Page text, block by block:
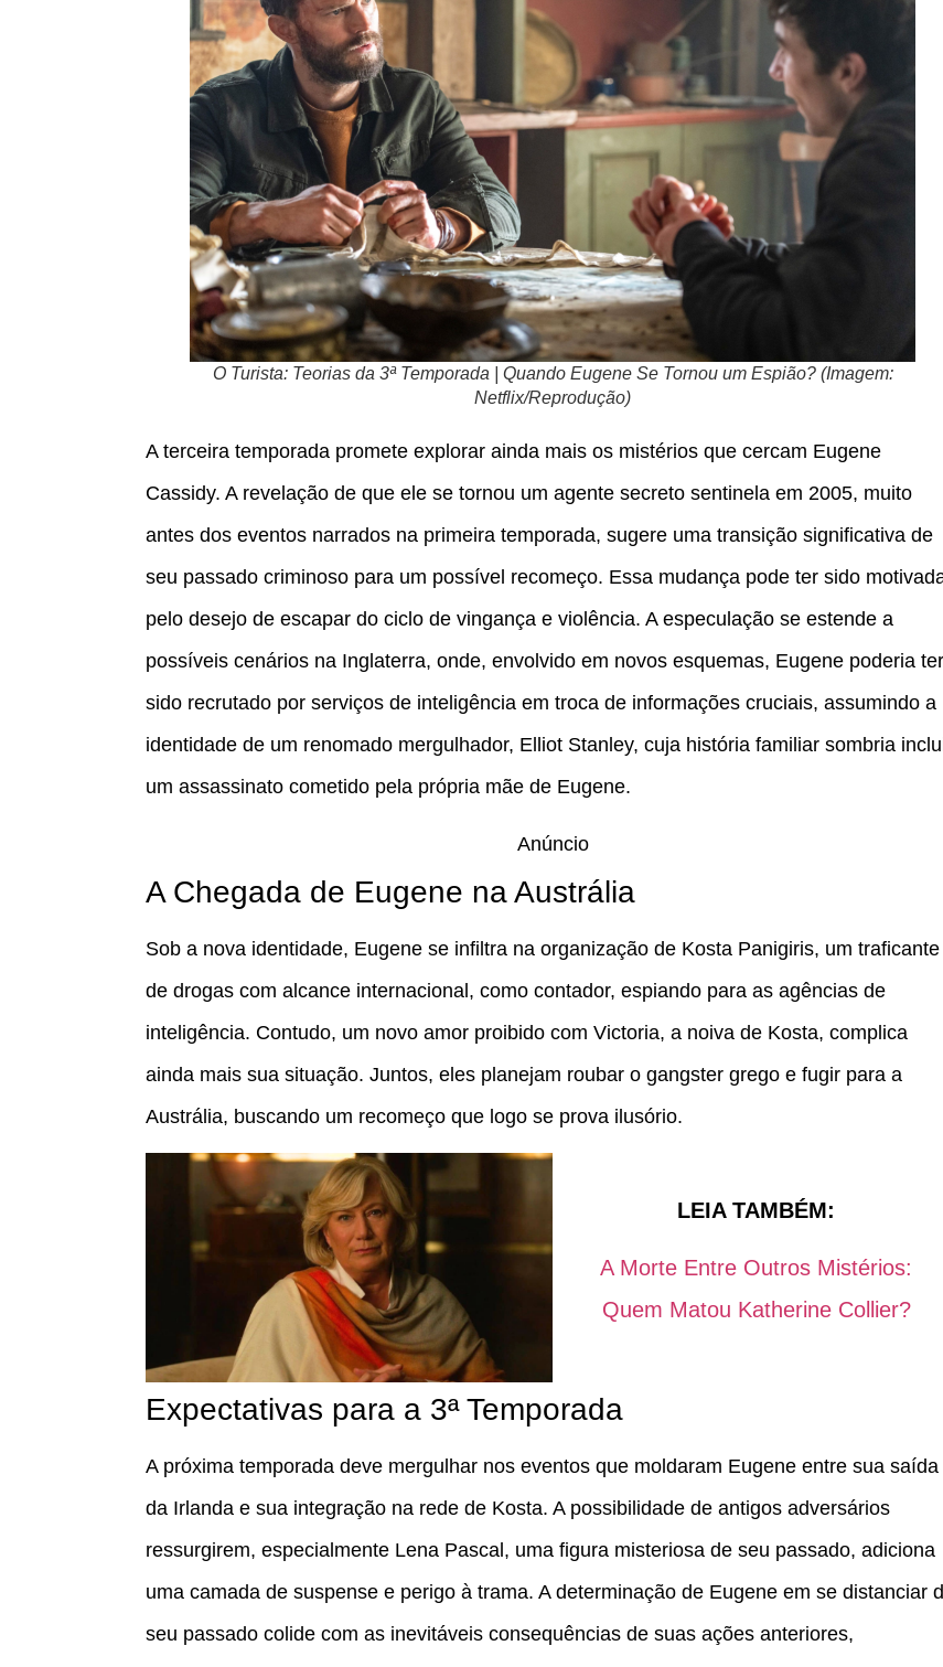
O Turista: Teorias da 3ª Temporada | Quando Eugene Se Tornou um Espião? (Imagem:
Netflix/Reprodução)
A terceira temporada promete explorar ainda mais os mistérios que cercam Eugene
Cassidy. A revelação de que ele se tornou um agente secreto sentinela em 2005, muito
antes dos eventos narrados na primeira temporada, sugere uma transição significativa de
seu passado criminoso para um possível recomeço. Essa mudança pode ter sido
pelo desejo de escapar do ciclo de vingança e violência. A especulação se estende a
possíveis cenários na Inglaterra, onde, envolvido em novos esquemas, Eugene poderia ter
sido recrutado por serviços de inteligência em troca de informações cruciais, assumindo a
identidade de um renomado mergulhador, Elliot Stanley, cuja história familiar sombria
um assassinato cometido pela própria mãe de Eugene.
Anúncio
A Chegada de Eugene na Austrália
Sob a nova identidade, Eugene se infiltra na organização de Kosta Panigiris, um traficante
de drogas com alcance internacional, como contador, espiando para as agências de
inteligência. Contudo, um novo amor proibido com Victoria, a noiva de Kosta, complica
ainda mais sua situação. Juntos, eles planejam roubar o gangster grego e fugir para a
Austrália, buscando um recomeço que logo se prova ilusório.
LEIA TAMBÉM:
A Morte Entre Outros Mistérios:
Quem Matou Katherine Collier?
Expectativas para a 3ª Temporada
A próxima temporada deve mergulhar nos eventos que moldaram Eugene entre sua saída
da Irlanda e sua integração na rede de Kosta. A possibilidade de antigos adversários
ressurgirem, especialmente Lena Pascal, uma figura misteriosa de seu passado, adiciona
uma camada de suspense e perigo à trama. A determinação de Eugene em se distanciar
seu passado colide com as inevitáveis consequências de suas ações anteriores,